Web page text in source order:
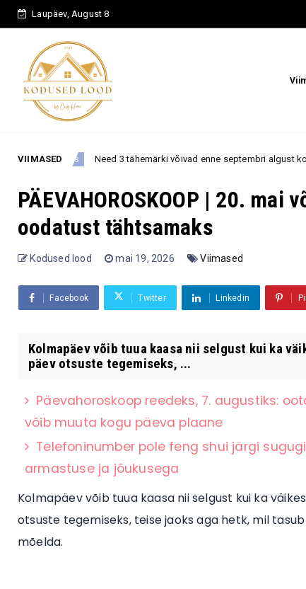
Laupäev, August 8
VIIMASED
3 tähemärki võivad enne septembri algust kohtuda kellegagi, kes
PÄEVAHOROSKOOP | 20.
oodatust tähtsamaks
Kodused lood mai 19, 2026 Viimased
Facebook Twitter Linkedin
Kolmapäev võib tuua kaasa nii selgust kui ka
päev otsuste tegemiseks, ...
Päevahoroskoop reedeks, 7. augustiks:
võib muuta kogu päeva plaane
Telefoninumber pole feng shui järgi
armastuse ja jõukusega
Kolmapäev võib tuua kaasa nii selgust kui ka
otsuste tegemiseks, teise jaoks aga hetk, mil
mõelda.